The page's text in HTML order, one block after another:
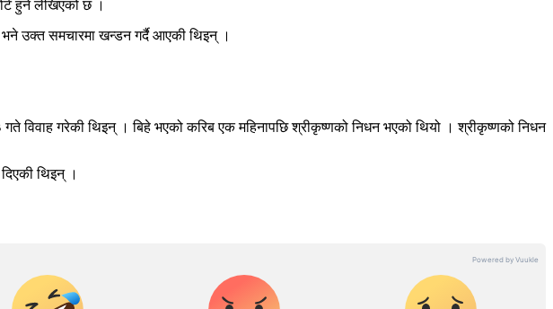
हुने लेखिएको छ ।
भने उक्त समचारमा खन्डन गर्दै आएकी थिइन् ।
विवाह गरेकी थिइन् । बिहे भएको करिब एक महिनापछि श्रीकृष्णको निधन भएको थियो । श्रीकृष्णको निधन
थिइन् ।